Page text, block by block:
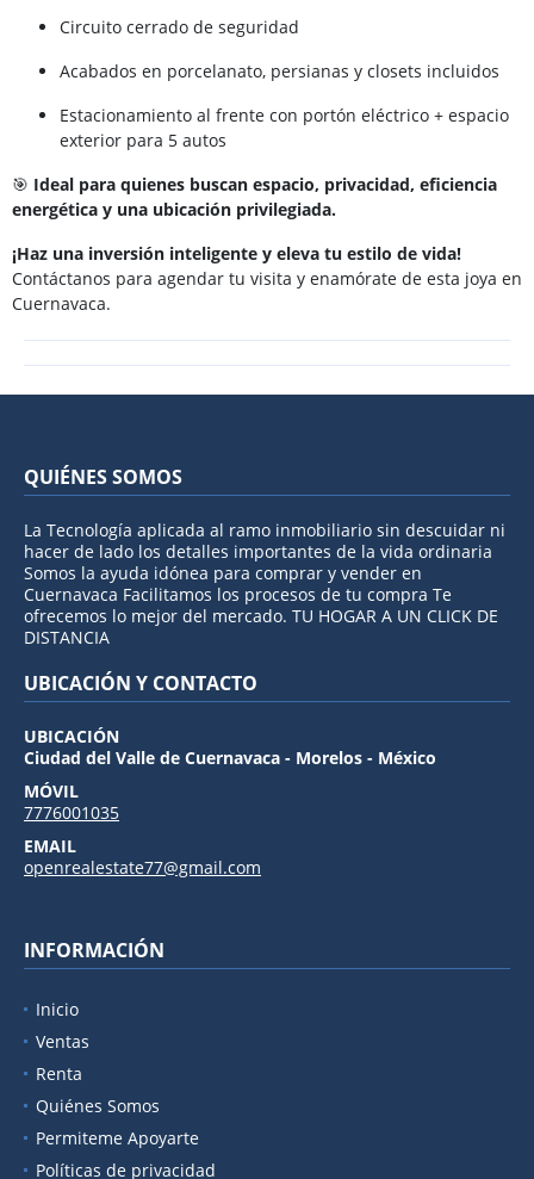
Circuito cerrado de seguridad
Acabados en porcelanato, persianas y closets incluidos
Estacionamiento al frente con portón eléctrico + espacio
exterior para 5 autos
🎯 Ideal para quienes buscan espacio, privacidad, eficiencia
energética y una ubicación privilegiada.
¡Haz una inversión inteligente y eleva tu estilo de vida!
Contáctanos para agendar tu visita y enamórate de esta joya en
Cuernavaca.
QUIÉNES SOMOS
La Tecnología aplicada al ramo inmobiliario sin descuidar ni
hacer de lado los detalles importantes de la vida ordinaria
Somos la ayuda idónea para comprar y vender en
Cuernavaca Facilitamos los procesos de tu compra Te
ofrecemos lo mejor del mercado. TU HOGAR A UN CLICK DE
DISTANCIA
UBICACIÓN Y CONTACTO
UBICACIÓN
Ciudad del Valle de Cuernavaca - Morelos - México
MÓVIL
7776001035
EMAIL
openrealestate77@gmail.com
INFORMACIÓN
Inicio
Ventas
Renta
Quiénes Somos
Permiteme Apoyarte
Políticas de privacidad